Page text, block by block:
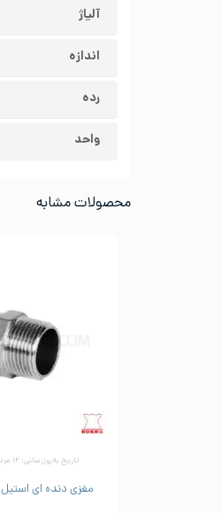
آلیاژ
اندازه
رده
واحد
محصولات مشابه
تاریخ به‌روزرسانی: ۱۲ مرداد ۱۴۰۵ | ۱۶:۳۸
مغزی دنده ای استیل 316 سایز 1 اینچ